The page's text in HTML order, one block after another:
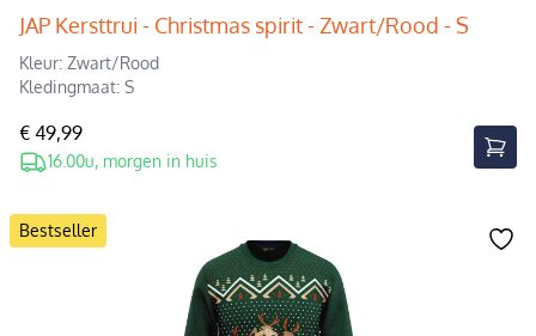
JAP Kersttrui - Christmas spirit - Zwart/Rood - S
Kleur: Zwart/Rood
Kledingmaat: S
€ 49,99
16.00u, morgen in huis
Bestseller